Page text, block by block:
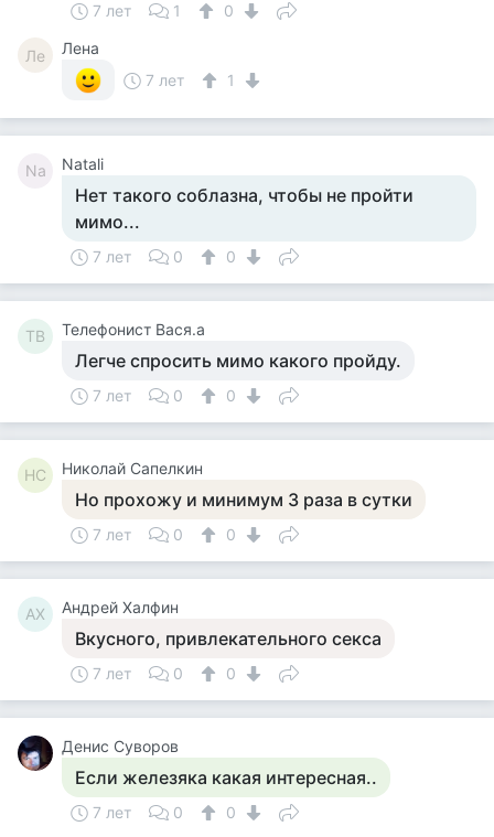
7 лет 1 0
Ле
Лена
7 лет
1
Na Natali
Нет такого соблазна, чтобы не пройти
мимо...
7 лет 0 0
ТВ Телефонист Вася.а
Легче спросить мимо какого пройду.
7 лет 0 0
НС Николай Сапелкин
Но прохожу и минимум 3 раза в сутки
7 лет 0 0
АХ Андрей Халфин
Вкусного, привлекательного секса
7 лет 0 0
Денис Суворов
Если железяка какая интересная..
7 лет 0 0